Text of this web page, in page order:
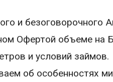
и безоговорочного
Офертой объеме на
и условий займов.
об особенностях